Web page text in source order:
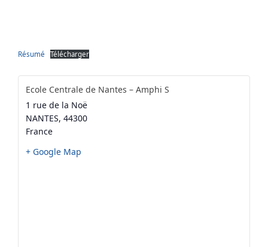
Résumé Télécharger
Ecole Centrale de Nantes – Amphi S
1 rue de la Noë
NANTES, 44300
France
+ Google Map